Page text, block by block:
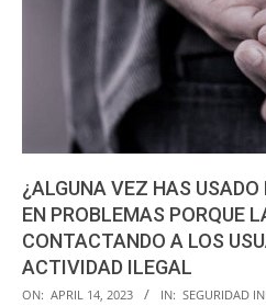
¿ALGUNA VEZ HAS
EN PROBLEMAS PORQUE
CONTACTANDO A LOS
ACTIVIDAD ILEGAL
2023-
ON: APRIL 14, 2023 IN: SEGURIDAD